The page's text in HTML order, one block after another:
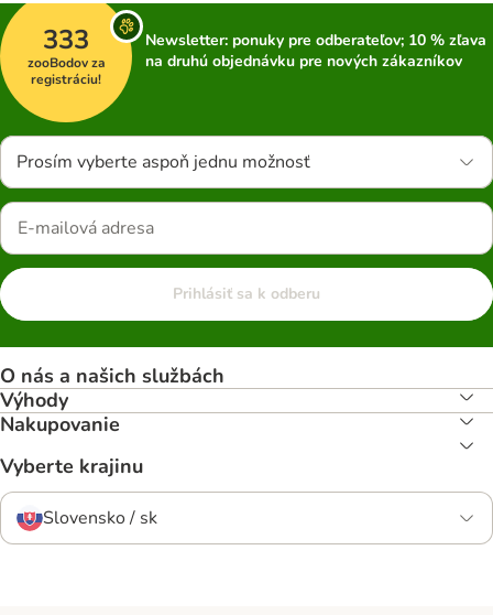
333
zooBodov za
registráciu!
Newsletter: ponuky pre odberateľov; 10 % zľava
na druhú objednávku pre nových zákazníkov
Prosím vyberte aspoň jednu možnosť
Prihlásiť sa k odberu
O nás a našich službách
Výhody
Nakupovanie
Vyberte krajinu
Slovensko / sk